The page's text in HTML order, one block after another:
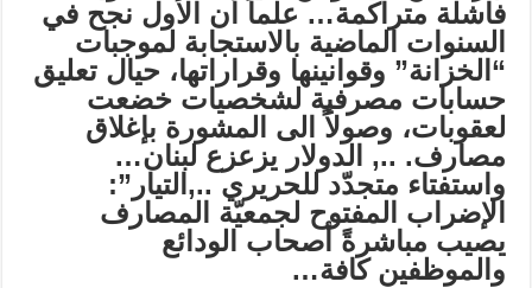
فاشلة متراكمة… علماً أن الأول نجح في
السنوات الماضية بالاستجابة لموجبات
“الخزانة” وقوانينها وقراراتها، حيال تعليق
حسابات مصرفية لشخصيات خضعت
لعقوبات، وصولاً الى المشورة بإغلاق
مصارف.
.., الدولار يزعزع لبنان…
واستفتاء متجدّد للحريري .., التيار”:
الإضراب المفتوح لجمعيّة المصارف
يصيب مباشرةً أصحاب الودائع
والموظفين كافة…